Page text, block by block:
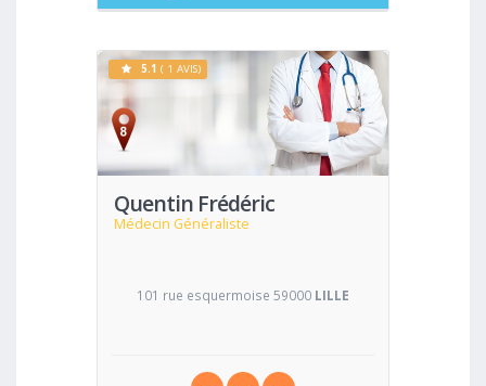
Quentin Frédéric
Médecin Généraliste
Voir
5.1 ( 1 AVIS)
101 rue esquermoise 59000 LILLE